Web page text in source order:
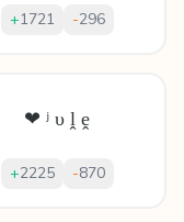
+1721 -296
❤ ʲ υ ḽ ḙ
+2225 -870